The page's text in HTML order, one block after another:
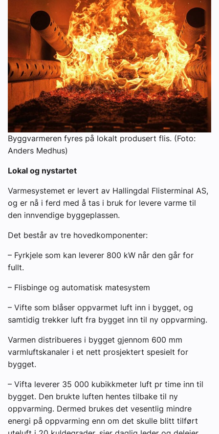
Byggvarmeren fyres på lokalt produsert flis. (Foto:
Anders Medhus)
Lokal og nystartet
Varmesystemet er levert av Hallingdal Flisterminal AS,
og er nå i ferd med å tas i bruk for levere varme til
den innvendige byggeplassen.
Det består av tre hovedkomponenter:
– Fyrkjele som kan leverer 800 kW når den går for
fullt.
– Flisbinge og automatisk matesystem
– Vifte som blåser oppvarmet luft inn i bygget, og
samtidig trekker luft fra bygget inn til ny oppvarming.
Varmen distribueres i bygget gjennom 600 mm
varmluftskanaler i et nett prosjektert spesielt for
bygget.
– Vifta leverer 35 000 kubikkmeter luft pr time inn til
bygget. Den brukte luften hentes tilbake til ny
oppvarming. Dermed brukes det vesentlig mindre
energi på oppvarming enn om det skulle blitt tilført